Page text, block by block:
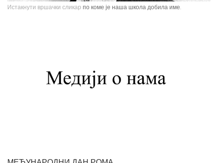
Истакнути вршачки сликар по коме је наша школа добила име.
Америци. Од 1900. године углавном ради у Паризу и Бечу. После Првог
светског рата боравио је дуже време у Београду и Букурешту. Излагао је
Албаније. Од свих дама које су се нашле на његовом платну, љубав